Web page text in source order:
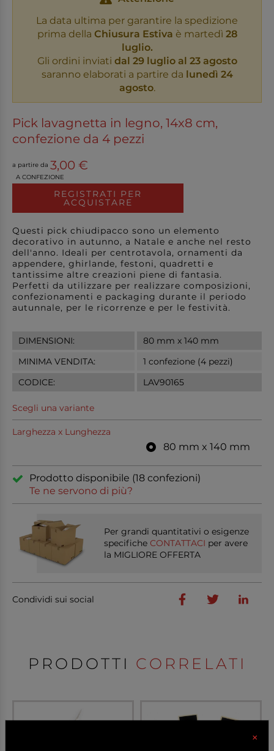
La data ultima per garantire la spedizione
prima della Chiusura Estiva è martedì 28
luglio.
Gli ordini inviati dal 29 luglio al 23 agosto
saranno elaborati a partire da lunedì 24
agosto.
Pick lavagnetta in legno, 14x8 cm,
confezione da 4 pezzi
a partire da 3,00 €
A CONFEZIONE
REGISTRATI PER
ACQUISTARE
Questi pick chiudipacco sono un elemento
decorativo in autunno, a Natale e anche nel resto
dell'anno. Ideali per centrotavola, ornamenti da
appendere, ghirlande, festoni, quadretti e
tantissime altre creazioni piene di fantasia.
Perfetti da utilizzare per realizzare composizioni,
confezionamenti e packaging durante il periodo
autunnale, per le ricorrenze e per le festività.
DIMENSIONI:
80 mm x 140 mm
MINIMA VENDITA:
1 confezione (4 pezzi)
CODICE:
LAV90165
Scegli una variante
Larghezza x Lunghezza
80 mm x 140 mm
Prodotto disponibile (18 confezioni)
Te ne servono di più?
Per grandi quantitativi o esigenze
specifiche CONTATTACI per avere
la MIGLIORE OFFERTA
Condividi sui social
PRODOTTI CORRELATI
×